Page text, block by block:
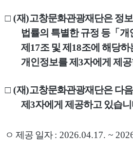
□ (재)고창문화관광재단은 정
법률의 특별한 규정 등「 개
제 17조 및 제 18조에 해당하
개인정보를 제 3자에게 제
□ (재)고창문화관광재단은 다
제 3자에게 제공하고 있습
ㅇ 제공 일자: 2026.04.17. ~